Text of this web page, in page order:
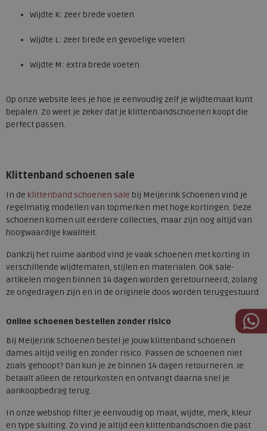
Wijdte K: zeer brede voeten
Wijdte L: zeer brede en gevoelige voeten
Wijdte M: extra brede voeten
Op onze website lees je hoe je eenvoudig zelf je wijdtemaat kunt
bepalen. Zo weet je zeker dat je klittenbandschoenen koopt die
perfect passen.
Klittenband schoenen sale
In de klittenband schoenen sale bij Meijerink Schoenen vind je
regelmatig modellen van topmerken met hoge kortingen. Deze
schoenen komen uit eerdere collecties, maar zijn nog altijd van
hoogwaardige kwaliteit.
Dankzij het ruime aanbod vind je vaak schoenen met korting in
verschillende wijdtematen, stijlen en materialen. Ook sale-
artikelen mogen binnen 14 dagen worden geretourneerd, zolang
ze ongedragen zijn en in de originele doos worden teruggestuurd.
Online schoenen bestellen zonder risico
Bij Meijerink Schoenen bestel je jouw klittenband schoenen
dames altijd veilig en zonder risico. Passen de schoenen niet
zoals gehoopt? Dan kun je ze binnen 14 dagen retourneren. Je
betaalt alleen de retourkosten en ontvangt daarna snel je
aankoopbedrag terug.
In onze webshop filter je eenvoudig op maat, wijdte, merk, kleur
en type sluiting. Zo vind je altijd een klittenbandschoen die past